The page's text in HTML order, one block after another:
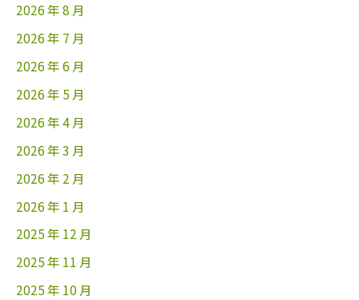
2026 年 8 月
2026 年 7 月
2026 年 6 月
2026 年 5 月
2026 年 4 月
2026 年 3 月
2026 年 2 月
2026 年 1 月
2025 年 12 月
2025 年 11 月
2025 年 10 月